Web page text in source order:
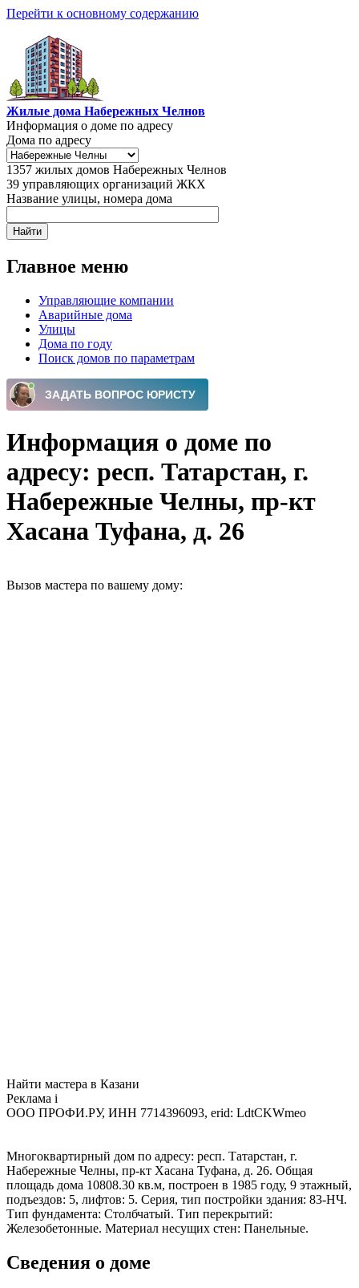
Перейти к основному содержанию
Жилые дома Набережных Челнов
Информация о доме по адресу
Дома по адресу
1357 жилых домов Набережных Челнов
39 управляющих организаций ЖКХ
Название улицы, номера дома
Главное меню
Управляющие компании
Аварийные дома
Улицы
Дома по году
Поиск домов по параметрам
Информация о доме по
адресу: респ. Татарстан, г.
Набережные Челны, пр-кт
Хасана Туфана, д. 26
Вызов мастера по вашему дому:
Найти мастера в Казани
Реклама i
ООО ПРОФИ.РУ, ИНН 7714396093, erid: LdtCKWmeo
Многоквартирный дом по адресу: респ. Татарстан, г.
Набережные Челны, пр-кт Хасана Туфана, д. 26. Общая
площадь дома 10808.30 кв.м, построен в 1985 году, 9 этажный,
подъездов: 5, лифтов: 5. Серия, тип постройки здания: 83-НЧ.
Тип фундамента: Столбчатый. Тип перекрытий:
Железобетонные. Материал несущих стен: Панельные.
Сведения о доме